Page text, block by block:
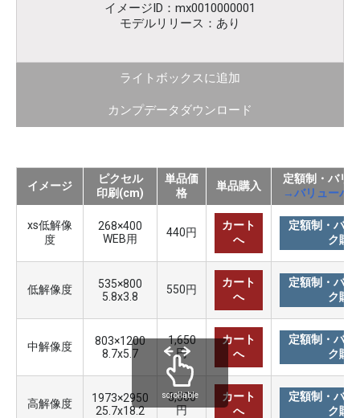
イメージID：mx0010000001
モデルリリース：あり
ライトボックスに追加
カンプデータダウンロード
イメージ
ピクセル
印刷(cm)
単品価
格
単品購入
定額制・バリ
→バリューパ
xs低解像
度
268×400
WEB用
440円
カート
へ
定額制・バリ
ク購
低解像度
535×800
5.8x3.8
550円
カート
へ
定額制・バリ
ク購
中解像度
803×1200
8.7x5.7
1,650
円
カート
へ
定額制・バリ
ク購
高解像度
1973×2950
25.7x18.2
3,300
円
カート
へ
定額制・バリ
ク購
scrollable